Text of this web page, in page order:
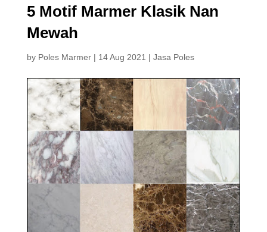
5 Motif Marmer Klasik Nan
Mewah
by Poles Marmer| 14 Aug 2021 | Jasa Poles